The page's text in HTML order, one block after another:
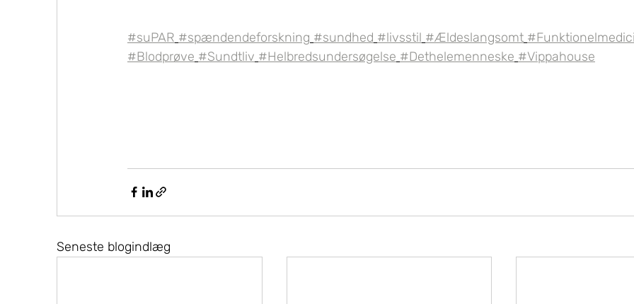
#suPAR #spændendeforskning #sundhed #livsstil #Ældeslangsomt
#Blodprøve #Sundtliv #Helbredsundersøgelse #Dethelemenneske #Vippahouse
Seneste blogindlæg